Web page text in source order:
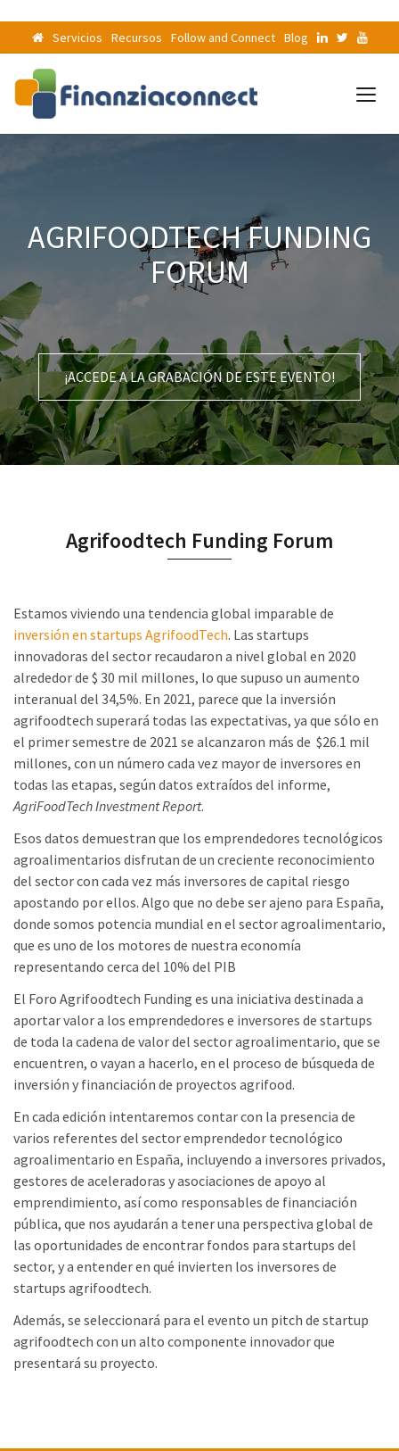
Servicios Recursos Follow and Connect Blog
AGRIFOODTECH FUNDING
FORUM
¡ACCEDE A LA GRABACIÓN DE ESTE EVENTO!
Agrifoodtech Funding Forum
Estamos viviendo una tendencia global imparable de
inversión en startups AgrifoodTech. Las startups
innovadoras del sector recaudaron a nivel global en 2020
alrededor de $ 30 mil millones, lo que supuso un aumento
interanual del 34,5%. En 2021, parece que la inversión
agrifoodtech superará todas las expectativas, ya que sólo en
el primer semestre de 2021 se alcanzaron más de $26.1 mil
millones, con un número cada vez mayor de inversores en
todas las etapas, según datos extraídos del informe,
AgriFoodTech Investment Report.
Esos datos demuestran que los emprendedores tecnológicos
agroalimentarios disfrutan de un creciente reconocimiento
del sector con cada vez más inversores de capital riesgo
apostando por ellos. Algo que no debe ser ajeno para España,
donde somos potencia mundial en el sector agroalimentario,
que es uno de los motores de nuestra economía
representando cerca del 10% del PIB
El Foro Agrifoodtech Funding es una iniciativa destinada a
aportar valor a los emprendedores e inversores de startups
de toda la cadena de valor del sector agroalimentario, que se
encuentren, o vayan a hacerlo, en el proceso de búsqueda de
inversión y financiación de proyectos agrifood.
En cada edición intentaremos contar con la presencia de
varios referentes del sector emprendedor tecnológico
agroalimentario en España, incluyendo a inversores privados,
gestores de aceleradoras y asociaciones de apoyo al
emprendimiento, así como responsables de financiación
pública, que nos ayudarán a tener una perspectiva global de
las oportunidades de encontrar fondos para startups del
sector, y a entender en qué invierten los inversores de
startups agrifoodtech.
Además, se seleccionará para el evento un pitch de startup
agrifoodtech con un alto componente innovador que
presentará su proyecto.